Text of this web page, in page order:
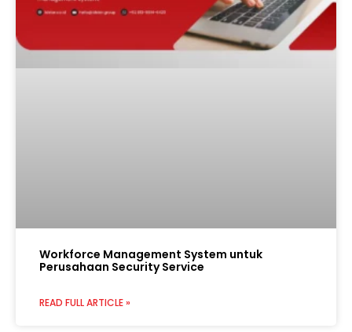
Workforce Management System untuk
Perusahaan Security Service
READ FULL ARTICLE »